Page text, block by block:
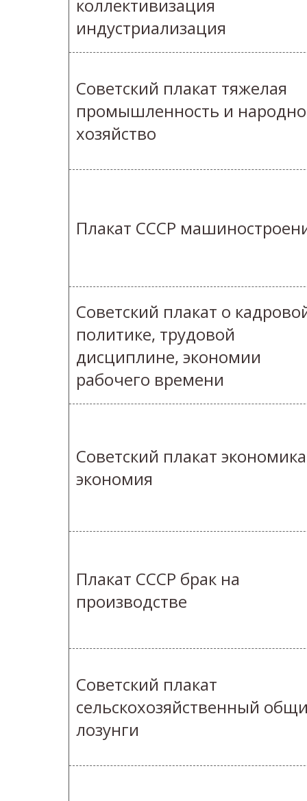
коллективизация
индустриализация
Советский плакат тяжелая
промышленность и
хозяйство
Плакат СССР
Советский плакат о
политике, трудовой
дисциплине, экономии
рабочего времени
Советский плакат
экономия
Плакат СССР брак на
производстве
Советский плакат
сельскохозяйственный
лозунги